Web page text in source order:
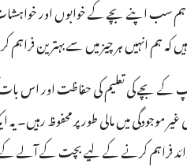
سب اپنے بچے کے خوابوں اور
ہم انہیں ہر چیز میں سے بہترین
کے بچے کی تعلیم کی حفاظت اور اس
موجودگی میں مالی طور پر محفوظ
فوائد فراہم کرنے کے لیے بچت کے آلے کے